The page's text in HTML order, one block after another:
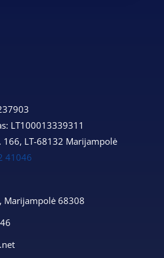
LT100013339311
166, LT-68132 Marijampolė
41046
Marijampolė 68308